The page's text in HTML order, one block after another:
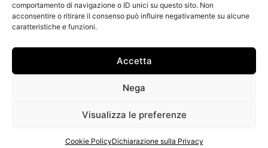
comportamento di navigazione o ID unici su questo sito. Non
acconsentire o ritirare il consenso può influire negativamente su alcune
caratteristiche e funzioni.
Accetta
Nega
Visualizza le preferenze
Cookie PolicyDichiarazione sulla Privacy
WITH THE CONTRIBUTION OF: